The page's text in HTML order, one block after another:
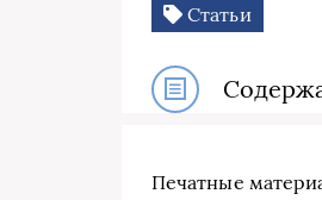
Статьи
Печатные